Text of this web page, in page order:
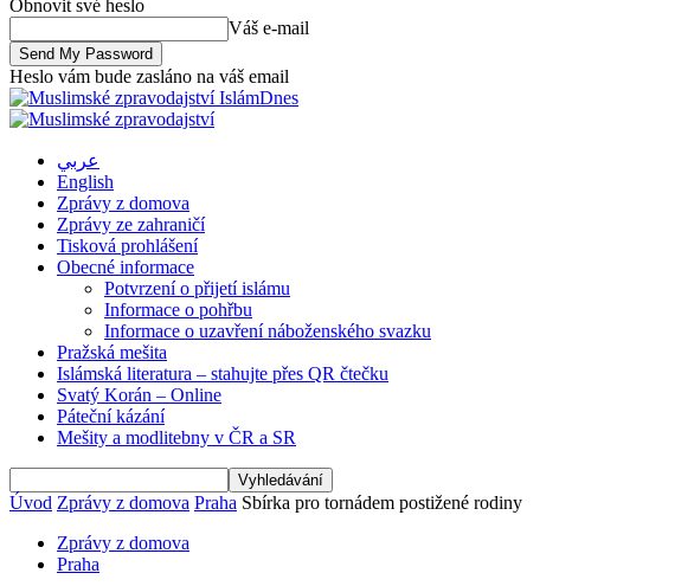
Obnovit své heslo
Váš e-mail
Heslo vám bude zasláno na váš email
IslámDnes
عربي
English
Zprávy z domova
Zprávy ze zahraničí
Tisková prohlášení
Obecné informace
Potvrzení o přijetí islámu
Informace o pohřbu
Informace o uzavření náboženského svazku
Pražská mešita
Islámská literatura – stahujte přes QR čtečku
Svatý Korán – Online
Páteční kázání
Mešity a modlitebny v ČR a SR
Úvod Zprávy z domova Praha Sbírka pro tornádem postižené rodiny
Zprávy z domova
Praha